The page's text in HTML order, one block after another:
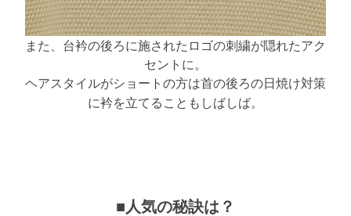
また、台衿の後ろに施されたロゴの刺繍が隠れたアク
セントに。
ヘアスタイルがショートの方は首の後ろの日焼け対策
に衿を立てることもしばしば。
■人気の秘訣は？